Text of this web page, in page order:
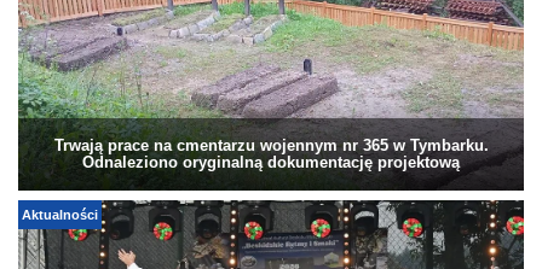
Trwają prace na cmentarzu wojennym nr 365 w Tymbarku.
Odnaleziono oryginalną dokumentację projektową
Aktualności